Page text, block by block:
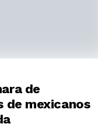
de
de mexicanos